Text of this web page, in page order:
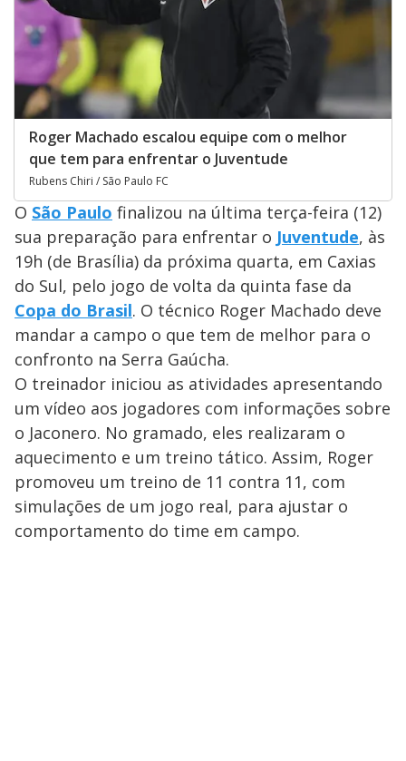
Roger Machado escalou equipe com o melhor
que tem para enfrentar o Juventude
Rubens Chiri / São Paulo FC
O São Paulo finalizou na última terça-feira (12)
sua preparação para enfrentar o Juventude, às
19h (de Brasília) da próxima quarta, em Caxias
do Sul, pelo jogo de volta da quinta fase da
Copa do Brasil. O técnico Roger Machado deve
mandar a campo o que tem de melhor para o
confronto na Serra Gaúcha.
O treinador iniciou as atividades apresentando
um vídeo aos jogadores com informações sobre
o Jaconero. No gramado, eles realizaram o
aquecimento e um treino tático. Assim, Roger
promoveu um treino de 11 contra 11, com
simulações de um jogo real, para ajustar o
comportamento do time em campo.